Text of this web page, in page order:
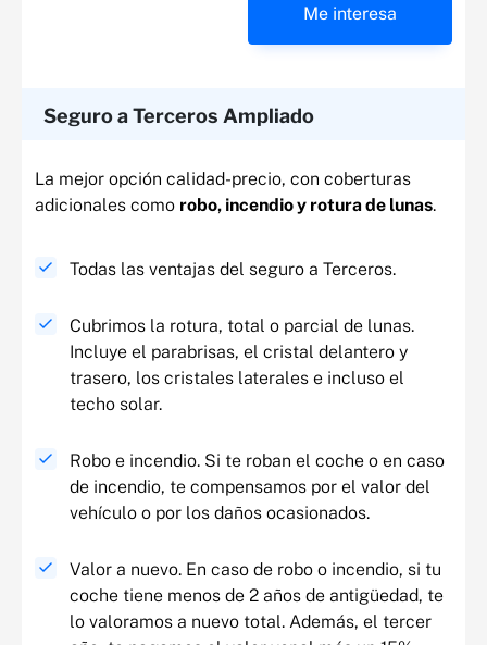
Me interesa
Seguro a Terceros Ampliado
La mejor opción calidad-precio, con coberturas
adicionales como robo, incendio y rotura de lunas.
Todas las ventajas del seguro a Terceros.
Cubrimos la rotura, total o parcial de lunas.
Incluye el parabrisas, el cristal delantero y
trasero, los cristales laterales e incluso el
techo solar.
Robo e incendio. Si te roban el coche o en caso
de incendio, te compensamos por el valor del
vehículo o por los daños ocasionados.
Valor a nuevo. En caso de robo o incendio, si tu
coche tiene menos de 2 años de antigüedad, te
lo valoramos a nuevo total. Además, el tercer